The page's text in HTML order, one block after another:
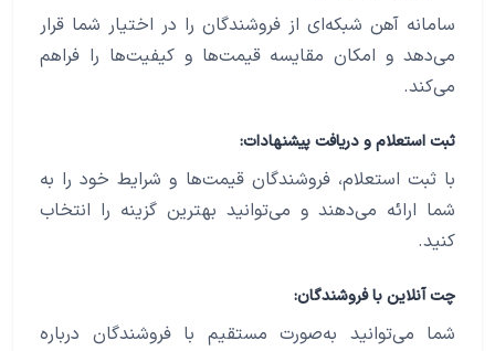
سامانه آهن شبکه‌ای از فروشندگان را در اختیار شما قرار
می‌دهد و امکان مقایسه قیمت‌ها و کیفیت‌ها را فراهم
می‌کند.
ثبت استعلام و دریافت پیشنهادات:
با ثبت استعلام، فروشندگان قیمت‌ها و شرایط خود را به
شما ارائه می‌دهند و می‌توانید بهترین گزینه را انتخاب
کنید.
چت آنلاین با فروشندگان:
شما می‌توانید به‌صورت مستقیم با فروشندگان درباره